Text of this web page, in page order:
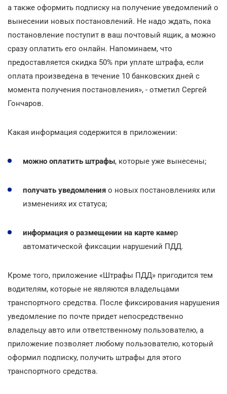
а также оформить подписку на получение уведомлений о
вынесении новых постановлений. Не надо ждать, пока
постановление поступит в ваш почтовый ящик, а можно
сразу оплатить его онлайн. Напоминаем, что
предоставляется скидка 50% при уплате штрафа, если
оплата произведена в течение 10 банковских дней с
момента получения постановления», - отметил Сергей
Гончаров.
Какая информация содержится в приложении:
можно оплатить штрафы, которые уже вынесены;
получать уведомления о новых постановлениях или
изменениях их статуса;
информация о размещении на карте камер
автоматической фиксации нарушений ПДД.
Кроме того, приложение «Штрафы ПДД» пригодится тем
водителям, которые не являются владельцами
транспортного средства. После фиксирования нарушения
уведомление по почте придет непосредственно
владельцу авто или ответственному пользователю, а
приложение позволяет любому пользователю, который
оформил подписку, получить штрафы для этого
транспортного средства.